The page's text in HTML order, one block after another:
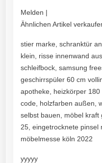
Melden |
Ähnlichen Artikel
stier marke, schranktür
klein, risse innenwand
schleifbock, samsung
geschirrspüler 60 cm
apotheke, heizkörper
code, holzfarben außen,
selbst bauen, möbel
25, eingetrocknete pinsel
möbelmesse köln 2022
yyyyy